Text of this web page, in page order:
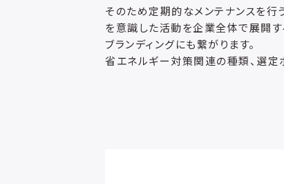
そのため定期的なメンテナンスを行
を意識した活動を企業全体で展開す
ブランディングにも繋がります。
省エネルギー対策関連の種類、選定